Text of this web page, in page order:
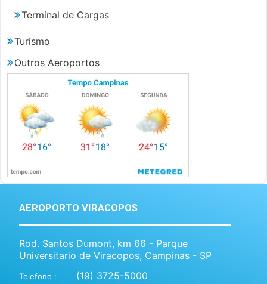
Terminal de Cargas
Turismo
Outros Aeroportos
AEROPORTO VIRACOPOS
Rod. Santos Dumont, km 66 - Parque
Universitario de Viracopos, Campinas - SP
Telefone : (19) 3725-5000